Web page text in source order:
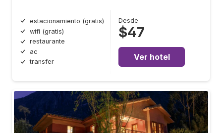
estacionamiento (gratis)
wifi (gratis)
restaurante
ac
transfer
Desde
$47
Ver hotel